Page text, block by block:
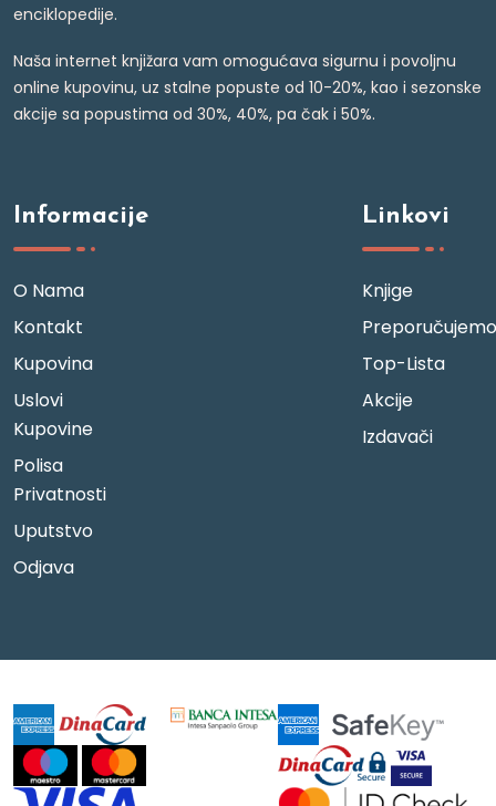
enciklopedije.
Naša internet knjižara vam omogućava sigurnu i povoljnu
online kupovinu, uz stalne popuste od 10-20%, kao i sezonske
akcije sa popustima od 30%, 40%, pa čak i 50%.
Informacije
O Nama
Kontakt
Kupovina
Uslovi
Kupovine
Polisa
Privatnosti
Uputstvo
Odjava
Linkovi
Knjige
Preporučujemo
Top-Lista
Akcije
Izdavači